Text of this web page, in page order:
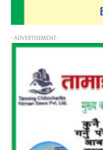
- ADVERTISEMENT -